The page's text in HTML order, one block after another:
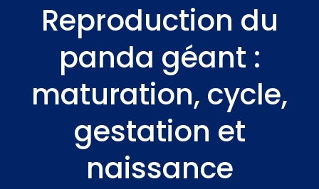
Reproduction du
panda géant :
maturation, cycle,
gestation et
naissance